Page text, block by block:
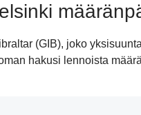
(GIB), joko
hakusi lennoista